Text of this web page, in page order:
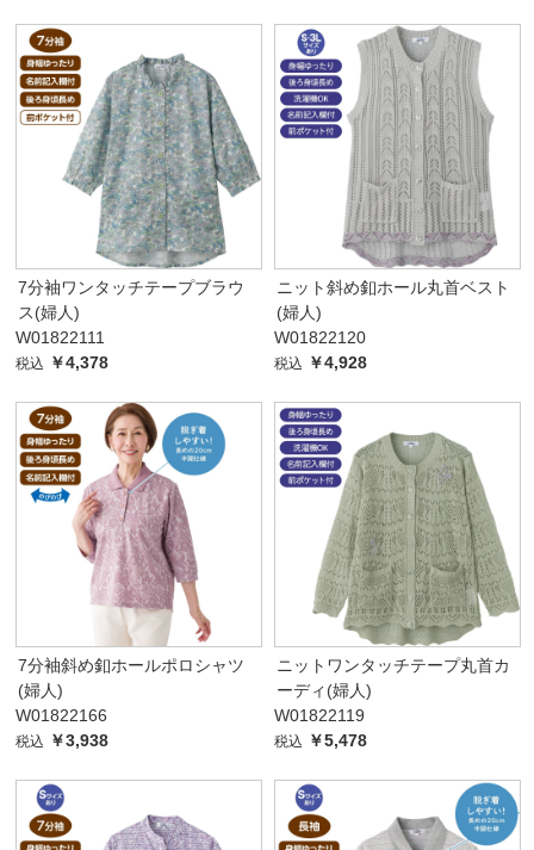
7分袖ワンタッチテープブラウ
ス(婦人)
W01822111
税込 ￥4,378
ニット斜め釦ホール丸首ベスト
(婦人)
W01822120
税込 ￥4,928
7分袖斜め釦ホールポロシャツ
(婦人)
W01822166
税込 ￥3,938
ニットワンタッチテープ丸首カ
ーディ(婦人)
W01822119
税込 ￥5,478